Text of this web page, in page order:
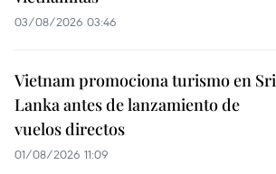
03/08/2026 03:46
Vietnam promociona turismo en Sri
Lanka antes de lanzamiento de
vuelos directos
01/08/2026 11:09